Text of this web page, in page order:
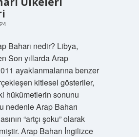
Baharı nedir? Libya,
Son yıllarda Arap
ayaklanmalarına benzer
kitlesel gösteriler,
hükümetlerin sonunu
nedenle Arap Baharı
“artçı şoku” olarak
Arap Baharı İngilizce